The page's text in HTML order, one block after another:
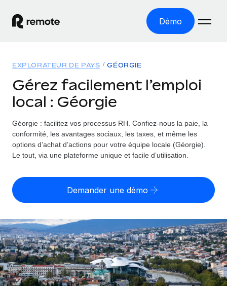
Démo
EMPLOI À L’INTERNATIONAL
Paie multipays
Gérez la paie facilement et en toute conformité
Employer of record
entités
Gestion des freelances
Intégrez et gérez vos freelances partout dans le monde
PEO
Sous-traitez les opérations complexes liées à l’emploi
Solutions
COUVERTURE MONDIALE
Explorateur de pays
Toutes les informations sur l’emploi à l’international,
Explorateur des États-Unis (par État)
Simplifiez l’embauche à travers les différents États des
Comparer Remote
Examinez notre service par rapport aux autres
CROISSANCE
Ressources
OUTILS & CALCULATEURS
Évaluez le risque de requalification de contrat par pays
Calculez le coût total des employés dans n’importe quel
pays
Calculateur de paiement des freelances
Découvrez les devises disponibles et les vitesses de
paiement pour vos freelances internationaux
Tarification
English
Nederlands
Français
Connexion
EXPLORATEUR DE PAYS GÉORGIE
Gérez facilement l’emploi
local : Géorgie
Géorgie : facilitez vos processus RH. Confiez-nous la paie, la
conformité, les avantages sociaux, les taxes, et même les
options d’achat d’actions pour votre équipe locale (Géorgie).
Le tout, via une plateforme unique et facile d’utilisation.
Demander une démo